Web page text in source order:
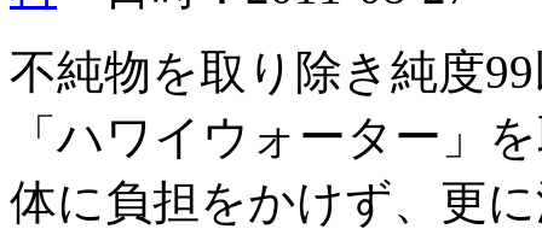
不純物を取り除き純度
「ハワイウォーター」
体に負担をかけず、更